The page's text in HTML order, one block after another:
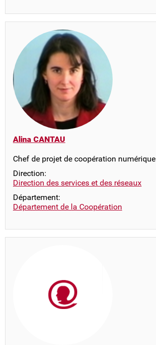
Alina CANTAU
Chef de projet de coopération numérique
Direction:
Direction des services et des réseaux
Département:
Département de la Coopération